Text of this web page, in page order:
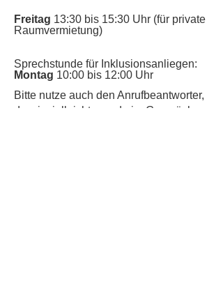
Freitag 13:30 bis 15:30 Uhr (für private
Raumvermietung)
Sprechstunde für Inklusionsanliegen:
Montag 10:00 bis 12:00 Uhr
​Bitte nutze auch den Anrufbeantworter,
da wir vielleicht gerade im Gespräch